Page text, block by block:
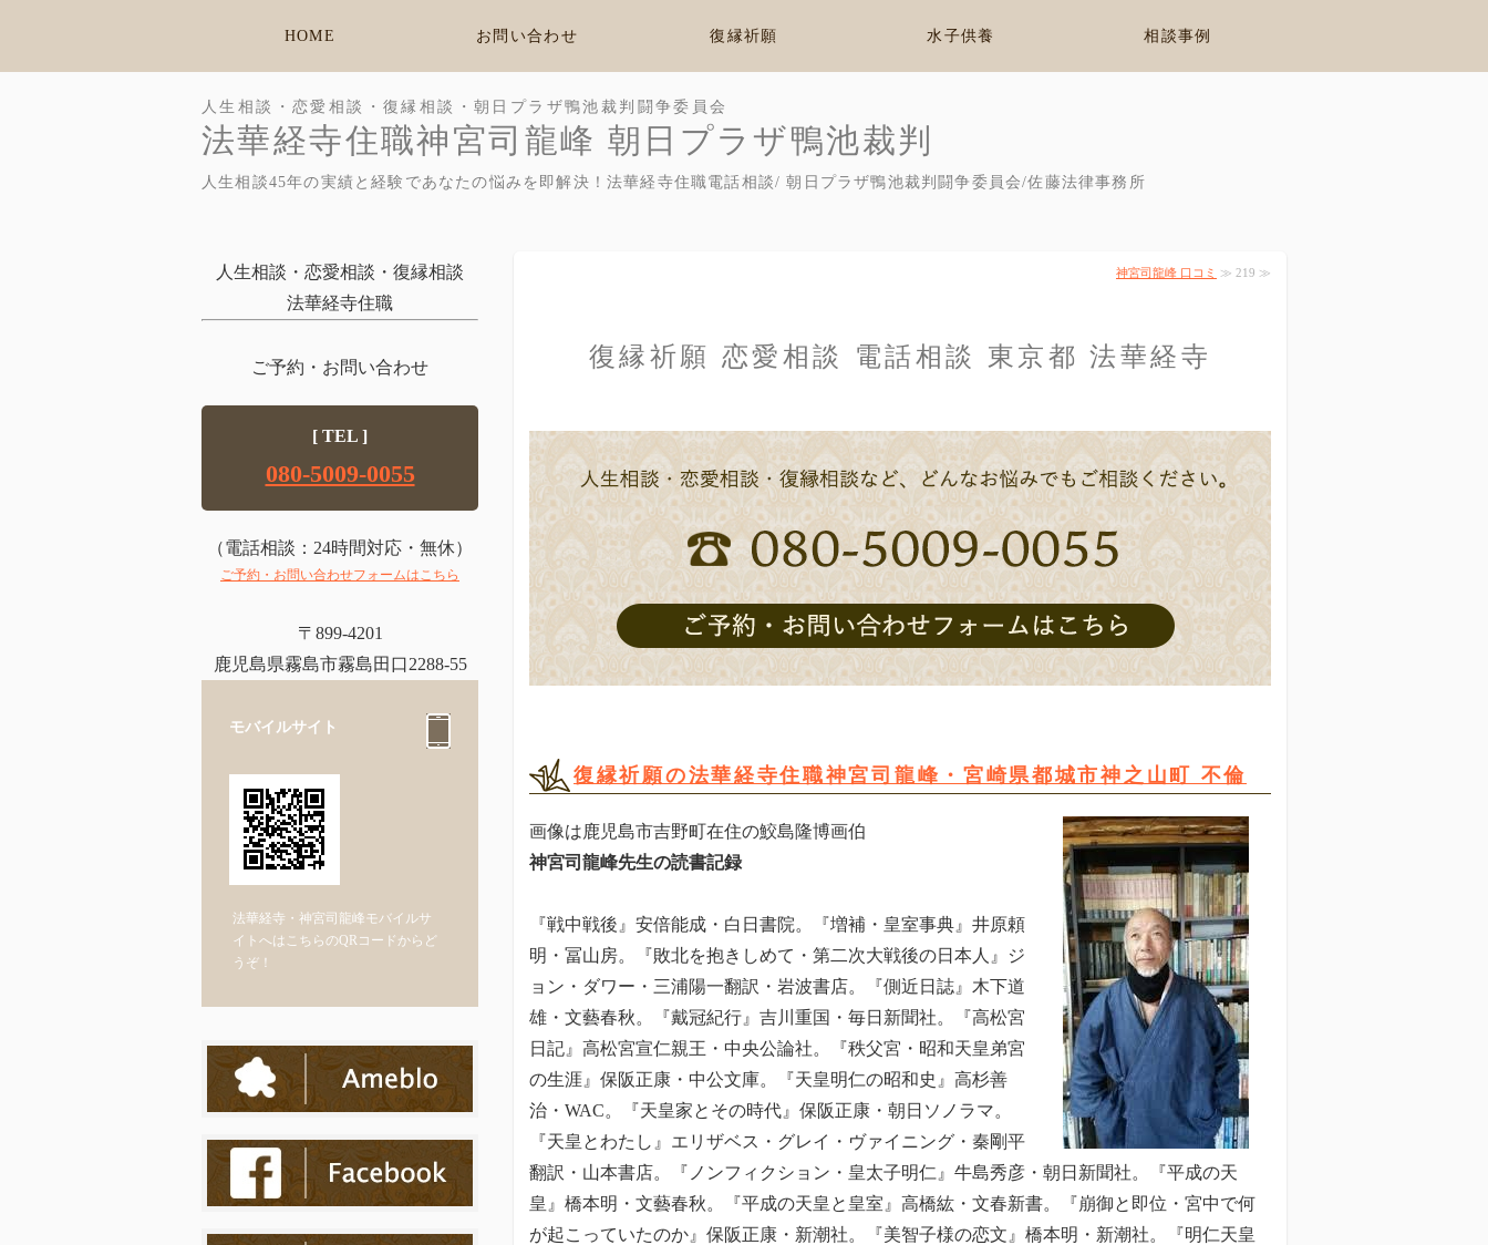
人生相談・恋愛相談・復縁相談・朝日プラザ鴨池裁判闘争委員会
法華経寺住職神宮司龍峰 朝日プラザ鴨池裁判
人生相談45年の実績と経験であなたの悩みを即解決！法華経寺住職電話相談/ 朝日プラザ鴨池裁判闘争委員会/佐藤法律事務所
HOME お問い合わせ 復縁祈願 水子供養 相談事例
神宮司龍峰 口コミ ≫ 219 ≫
復縁祈願 恋愛相談 電話相談 東京都 法華経寺
復縁祈願の法華経寺住職神宮司龍峰・宮崎県都城市神之山町 不倫
画像は鹿児島市吉野町在住の鮫島隆博画伯
神宮司龍峰先生の読書記録
『戦中戦後』安倍能成・白日書院。『増補・皇室事典』井原頼
明・冨山房。『敗北を抱きしめて・第二次大戦後の日本人』ジ
ョン・ダワー・三浦陽一翻訳・岩波書店。『側近日誌』木下道
雄・文藝春秋。『戴冠紀行』吉川重国・毎日新聞社。『高松宮
日記』高松宮宣仁親王・中央公論社。『秩父宮・昭和天皇弟宮
の生涯』保阪正康・中公文庫。『天皇明仁の昭和史』高杉善
治・WAC。『天皇家とその時代』保阪正康・朝日ソノラマ。
『天皇とわたし』エリザベス・グレイ・ヴァイニング・秦剛平
翻訳・山本書店。『ノンフィクション・皇太子明仁』牛島秀彦・朝日新聞社。『平成の天
皇』橋本明・文藝春秋。『平成の天皇と皇室』高橋紘・文春新書。『崩御と即位・宮中で何
が起こっていたのか』保阪正康・新潮社。『美智子様の恋文』橋本明・新潮社。『明仁天皇
人生相談・恋愛相談・復縁相談
法華経寺住職
ご予約・お問い合わせ
[ TEL ]
080-5009-0055
（電話相談：24時間対応・無休）
ご予約・お問い合わせフォームはこちら
〒899-4201
鹿児島県霧島市霧島田口2288-55
モバイルサイト
法華経寺・神宮司龍峰モバイルサ
イトへはこちらのQRコードからど
うぞ！